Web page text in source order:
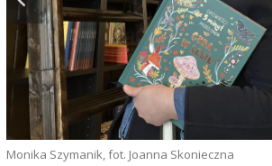
Monika Szymanik, fot. Joanna Skonieczna